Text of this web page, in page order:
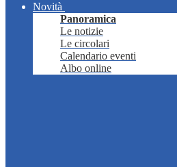
Novità
Panoramica
Le notizie
Le circolari
Calendario eventi
Albo online